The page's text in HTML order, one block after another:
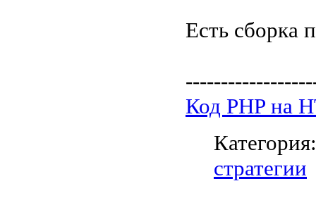
Есть сборка
Код PHP на
стратегии